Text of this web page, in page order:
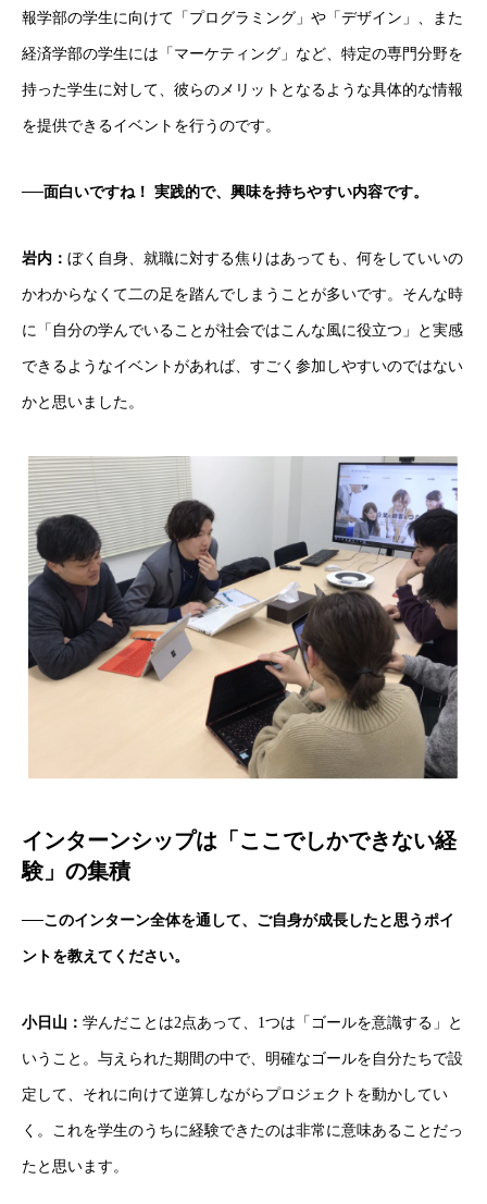
キャリア採用
おすすめコンテンツ
BLOG
報学部の学生に向けて「プログラミング」や「デザイン」、また
経済学部の学生には「マーケティング」など、特定の専門分野を
持った学生に対して、彼らのメリットとなるような具体的な情報
を提供できるイベントを行うのです。
──面白いですね！ 実践的で、興味を持ちやすい内容です。
岩内： ぼく自身、就職に対する焦りはあっても、何をしていいの
かわからなくて二の足を踏んでしまうことが多いです。そんな時
に「自分の学んでいることが社会ではこんな風に役立つ」と実感
できるようなイベントがあれば、すごく参加しやすいのではない
かと思いました。
インターンシップは「ここでしかできない経
験」の集積
──このインターン全体を通して、ご自身が成長したと思うポイ
ントを教えてください。
小日山： 学んだことは2点あって、1つは「ゴールを意識する」と
いうこと。与えられた期間の中で、明確なゴールを自分たちで設
定して、それに向けて逆算しながらプロジェクトを動かしてい
く。これを学生のうちに経験できたのは非常に意味あることだっ
たと思います。